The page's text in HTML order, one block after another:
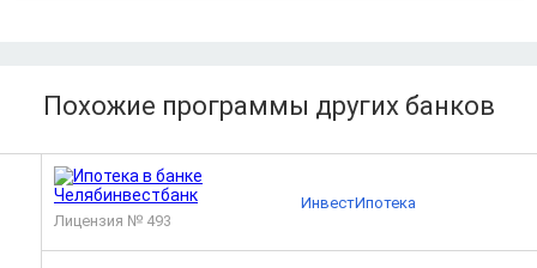
Похожие программы других банков
Лицензия № 493
ИнвестИпотека